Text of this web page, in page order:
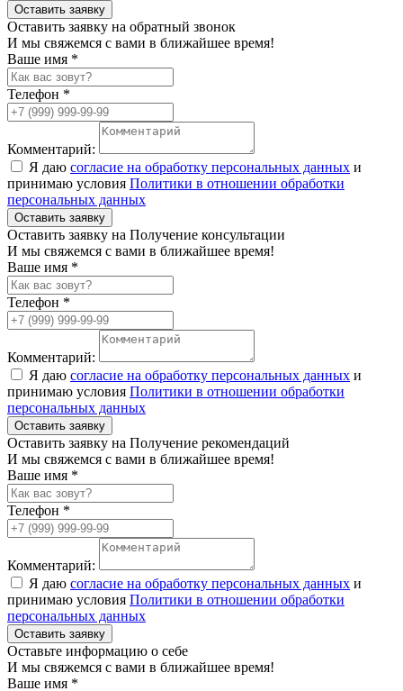
Оставить заявку
Оставить заявку на обратный звонок
И мы свяжемся с вами в ближайшее время!
Ваше имя *
Телефон *
Комментарий:
Я даю согласие на обработку персональных данных и
принимаю условия Политики в отношении обработки
персональных данных
Оставить заявку
Оставить заявку на Получение консультации
И мы свяжемся с вами в ближайшее время!
Ваше имя *
Телефон *
Комментарий:
Я даю согласие на обработку персональных данных и
принимаю условия Политики в отношении обработки
персональных данных
Оставить заявку
Оставить заявку на Получение рекомендаций
И мы свяжемся с вами в ближайшее время!
Ваше имя *
Телефон *
Комментарий:
Я даю согласие на обработку персональных данных и
принимаю условия Политики в отношении обработки
персональных данных
Оставить заявку
Оставьте информацию о себе
И мы свяжемся с вами в ближайшее время!
Ваше имя *